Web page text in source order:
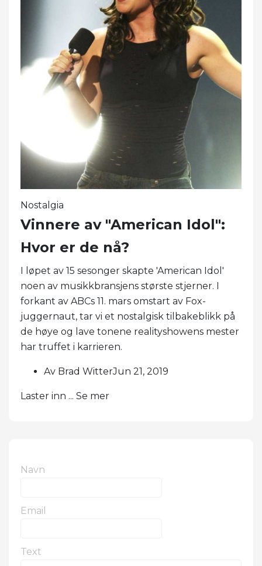
Nostalgia
Vinnere av "American Idol":
Hvor er de nå?
I løpet av 15 sesonger skapte 'American Idol'
noen av musikkbransjens største stjerner. I
forkant av ABCs 11. mars omstart av Fox-
juggernaut, tar vi et nostalgisk tilbakeblikk på
de høye og lave tonene realityshowens mester
har truffet i karrieren.
Av Brad WitterJun 21, 2019
Laster inn ... Se mer
Navn
Email
Text